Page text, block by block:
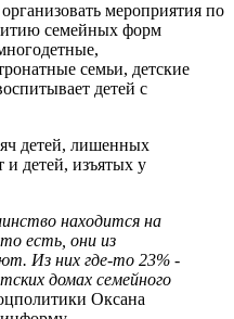
мероприятия по
семейных форм
семьи, детские
детей с
детей, лишенных
и детей, изъятых у
находится на
есть, они из
Из них где-то 23% -
домах семейного
Оксана